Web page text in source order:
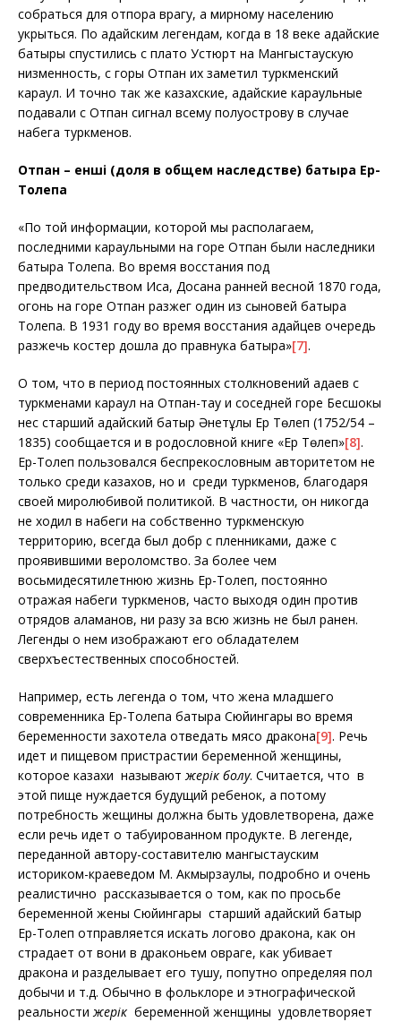
собраться для отпора врагу, а мирному населению
укрыться. По адайским легендам, когда в 18 веке адайские
батыры спустились с плато Устюрт на Мангыстаускую
низменность, с горы Отпан их заметил туркменский
караул. И точно так же казахские, адайские караульные
подавали с Отпан сигнал всему полуострову в случае
набега туркменов.
Отпан – енші (доля в общем наследстве) батыра Ер-
Толепа
«По той информации, которой мы располагаем,
последними караульными на горе Отпан были наследники
батыра Толепа. Во время восстания под
предводительством Иса, Досана ранней весной 1870 года,
огонь на горе Отпан разжег один из сыновей батыра
Толепа. В 1931 году во время восстания адайцев очередь
разжечь костер дошла до правнука батыра»[7].
О том, что в период постоянных столкновений адаев с
туркменами караул на Отпан-тау и соседней горе Бесшокы
нес старший адайский батыр Әнетұлы Ер Төлеп (1752/54 –
1835) сообщается и в родословной книге «Ер Төлеп»[8].
Ер-Толеп пользовался беспрекословным авторитетом не
только среди казахов, но и среди туркменов, благодаря
своей миролюбивой политикой. В частности, он никогда
не ходил в набеги на собственно туркменскую
территорию, всегда был добр с пленниками, даже с
проявившими вероломство. За более чем
восьмидесятилетнюю жизнь Ер-Толеп, постоянно
отражая набеги туркменов, часто выходя один против
отрядов аламанов, ни разу за всю жизнь не был ранен.
Легенды о нем изображают его обладателем
сверхъестественных способностей.
Например, есть легенда о том, что жена младшего
современника Ер-Толепа батыра Сюйингары во время
беременности захотела отведать мясо дракона[9]. Речь
идет и пищевом пристрастии беременной женщины,
которое казахи называютжерік болу. Считается, что в
этой пище нуждается будущий ребенок, а потому
потребность жещины должна быть удовлетворена, даже
если речь идет о табуированном продукте. В легенде,
переданной автору-составителю мангыстауским
историком-краеведом М. Акмырзаулы, подробно и очень
реалистично рассказывается о том, как по просьбе
беременной жены Сюйингары старший адайский батыр
Ер-Толеп отправляется искать логово дракона, как он
страдает от вони в драконьем овраге, как убивает
дракона и разделывает его тушу, попутно определяя пол
добычи и т.д. Обычно в фольклоре и этнографической
реальностижерік беременной женщины удовлетворяет